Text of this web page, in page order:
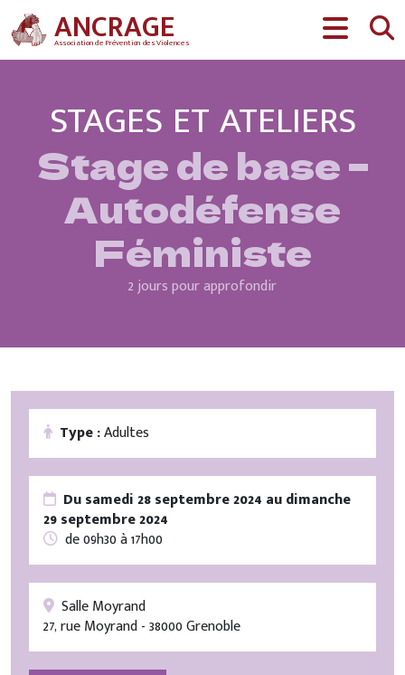
Aller au contenuANCRAGE
Association de Prévention des Violences
STAGES ET ATELIERS
Stage de base –
Autodéfense
Féministe
2 jours pour approfondir
Type :Adultes
Du samedi 28 septembre 2024 au dimanche
29 septembre 2024
de 09h30 à 17h00
Salle Moyrand
27, rue Moyrand - 38000 Grenoble